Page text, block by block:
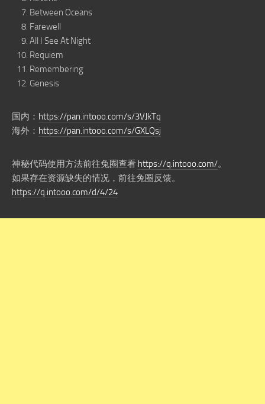
Between Oceans
Farewell
All I See At Night
Requiem
Remembering
Genesis
国内： https://pan.intooo.com/s/3VJkTq
海外： https://pan.intooo.com/s/GXLQsj
神秘代码使用方法前往兔圈查看 https://q.intooo.com/。
如果存在资源缺失的情况，前往兔圈反馈。
https://q.intooo.com/d/4/24